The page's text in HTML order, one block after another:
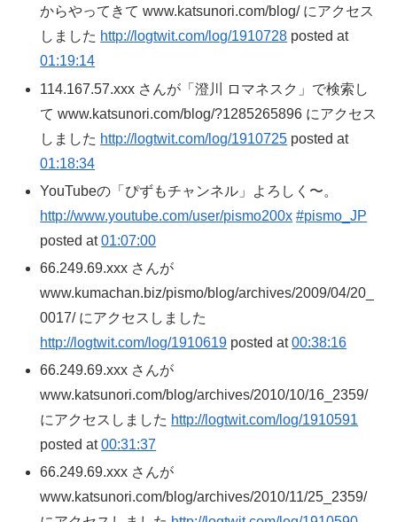
からやってきて www.katsunori.com/blog/ にアクセス
しました http://logtwit.com/log/1910728 posted at
01:19:14
114.167.57.xxx さんが「澄川 ロマネスク」で検索し
て www.katsunori.com/blog/?1285265896 にアクセス
しました http://logtwit.com/log/1910725 posted at
01:18:34
YouTubeの「ぴずもチャンネル」よろしく〜。
http://www.youtube.com/user/pismo200x #pismo_JP
posted at01:07:00
66.249.69.xxx さんが
www.kumachan.biz/pismo/blog/archives/2009/04/20_
0017/ にアクセスしました
http://logtwit.com/log/1910619 posted at00:38:16
66.249.69.xxx さんが
www.katsunori.com/blog/archives/2010/10/16_2359/
にアクセスしました http://logtwit.com/log/1910591
posted at00:31:37
66.249.69.xxx さんが
www.katsunori.com/blog/archives/2010/11/25_2359/